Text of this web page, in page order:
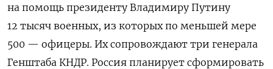
на помощь президенту Владимиру Путину
12 тысяч военных, из которых по меньшей мере
500 — офицеры. Их сопровождают три генерала
Генштаба КНДР. Россия планирует сформировать